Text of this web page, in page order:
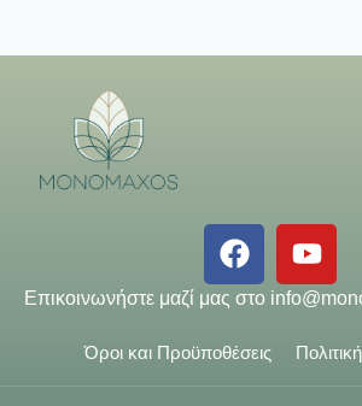
Επικοινωνήστε μαζί μας στο
Όροι και Προϋποθέσεις